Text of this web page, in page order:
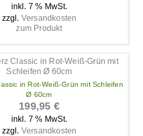
inkl. 7 % MwSt.
zzgl. Versandkosten
zum Produkt
in Rot-Weiß-Grün mit Schleifen
Ø 60cm
199,95 €
inkl. 7 % MwSt.
zzgl. Versandkosten